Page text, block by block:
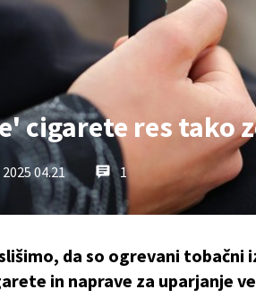
cigarete res tako
2025 04.21 1
da so ogrevani tobačni
in naprave za uparjanje